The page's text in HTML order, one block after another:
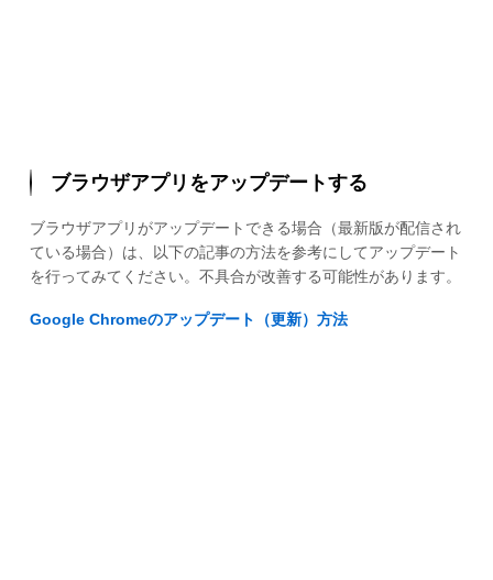
ブラウザアプリをアップデートする
ブラウザアプリがアップデートできる場合（最新版が配信され
ている場合）は、以下の記事の方法を参考にしてアップデート
を行ってみてください。不具合が改善する可能性があります。
Google Chromeのアップデート（更新）方法